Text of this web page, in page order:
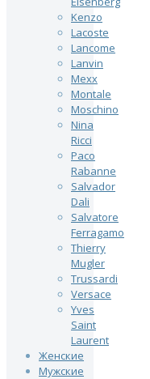
Kenzo
Lacoste
Lancome
Lanvin
Mexx
Montale
Moschino
Nina
Ricci
Paco
Rabanne
Salvador
Dali
Salvatore
Ferragamo
Thierry
Mugler
Trussardi
Versace
Yves
Saint
Laurent
Женские
Мужские